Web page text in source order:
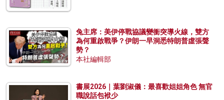
兔主席：美伊停戰協議變衝突導火線，雙方
為何重啟戰爭？伊朗一早洞悉特朗普虛張聲
勢？
本社編輯部
書展2026｜葉劉淑儀：最喜歡姐姐角色 無官
職說話包袱少